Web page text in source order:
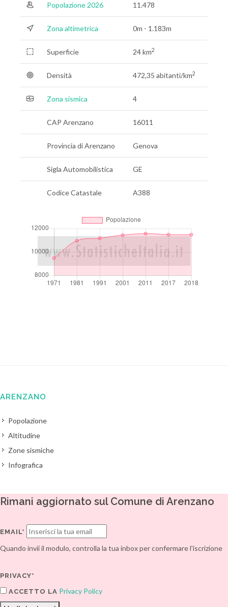
Popolazione 2026 11.478
Zona altimetrica 0m - 1.183m
Superficie 24 km2
Densità 472,35 abitanti/km2
Zona sismica 4
CAP Arenzano 16011
Provincia di Arenzano Genova
Sigla Automobilistica GE
Codice Catastale A388
ARENZANO
Popolazione
Altitudine
Zone sismiche
Infografica
Rimani aggiornato sul Comune di Arenzano
EMAIL*
Quando invii il modulo, controlla la tua inbox per confermare l'iscrizione
PRIVACY*
ACCETTO LA Privacy Policy